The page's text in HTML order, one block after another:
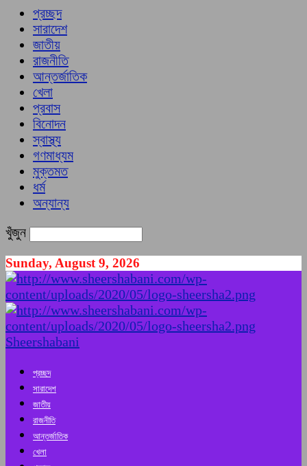
প্রচ্ছদ
সারাদেশ
জাতীয়
রাজনীতি
আন্তর্জাতিক
খেলা
প্রবাস
বিনোদন
স্বাস্থ্য
গণমাধ্যম
মুক্তমত
ধর্ম
অন্যান্য
খুঁজুন
Sunday, August 9, 2026
Sheershabani
প্রচ্ছদ
সারাদেশ
জাতীয়
রাজনীতি
আন্তর্জাতিক
খেলা